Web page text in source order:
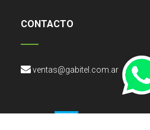
CONTACTO
ventas@gabitel.com.ar